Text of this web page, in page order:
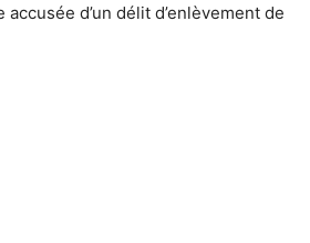
d’un délit d’enlèvement de